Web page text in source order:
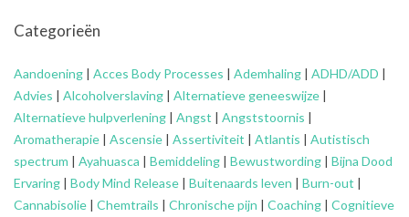
Categorieën
Aandoening | Acces Body Processes | Ademhaling | ADHD/ADD |
Advies | Alcoholverslaving | Alternatieve geneeswijze |
Alternatieve hulpverlening | Angst | Angststoornis |
Aromatherapie | Ascensie | Assertiviteit | Atlantis | Autistisch
spectrum | Ayahuasca | Bemiddeling | Bewustwording | Bijna Dood
Ervaring | Body Mind Release | Buitenaards leven | Burn-out |
Cannabisolie | Chemtrails | Chronische pijn | Coaching | Cognitieve